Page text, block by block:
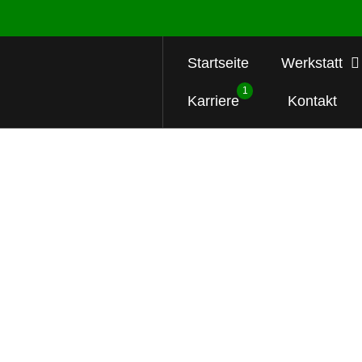
Startseite Werkstatt
Karriere
1
Kontakt